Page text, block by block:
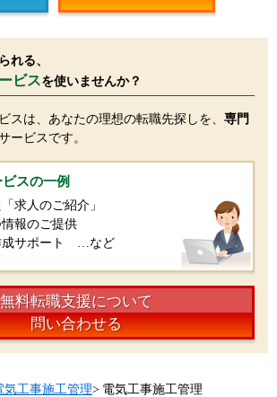
れる、
ビスを使いませんか？
スは、あなたの理想の転職先探しを、 専門
ービスです。
スの一例
求人のご紹介」
報のご提供
成サポート …など
無料転職支援について
問い合わせる
気工事施工管理> 電気工事施工管理